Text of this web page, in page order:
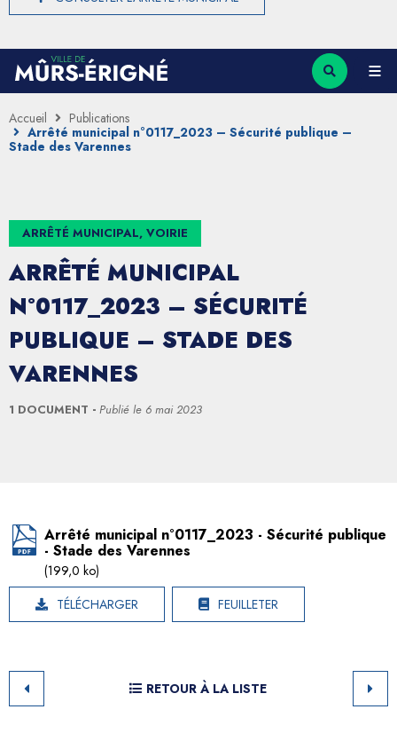
Accueil
Publications
Arrêté municipal n°0117_2023 – Sécurité publique –
Stade des Varennes
ARRÊTÉ MUNICIPAL, VOIRIE
ARRÊTÉ MUNICIPAL
N°0117_2023 – SÉCURITÉ
PUBLIQUE – STADE DES
VARENNES
1 DOCUMENT Publié le 6 mai 2023
Arrêté municipal n°0117_2023 - Sécurité publique
- Stade des Varennes
(199,0 ko)
TÉLÉCHARGER
FEUILLETER
RETOUR À LA LISTE